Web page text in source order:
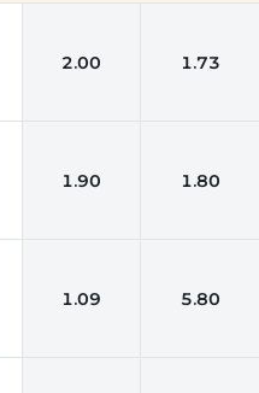
2.00 1.73
1.90 1.80
1.09 5.80